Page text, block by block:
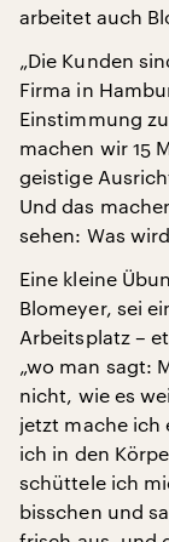
arbeitet auch
„Die Kunden
Firma in
Einstimmung
machen wir 15
geistige
Und das
sehen: Was
Eine kleine
Blomeyer, sei
Arbeitsplatz –
„wo man sagt:
nicht, wie es
jetzt mache ich
ich in den
schüttele ich
bisschen und